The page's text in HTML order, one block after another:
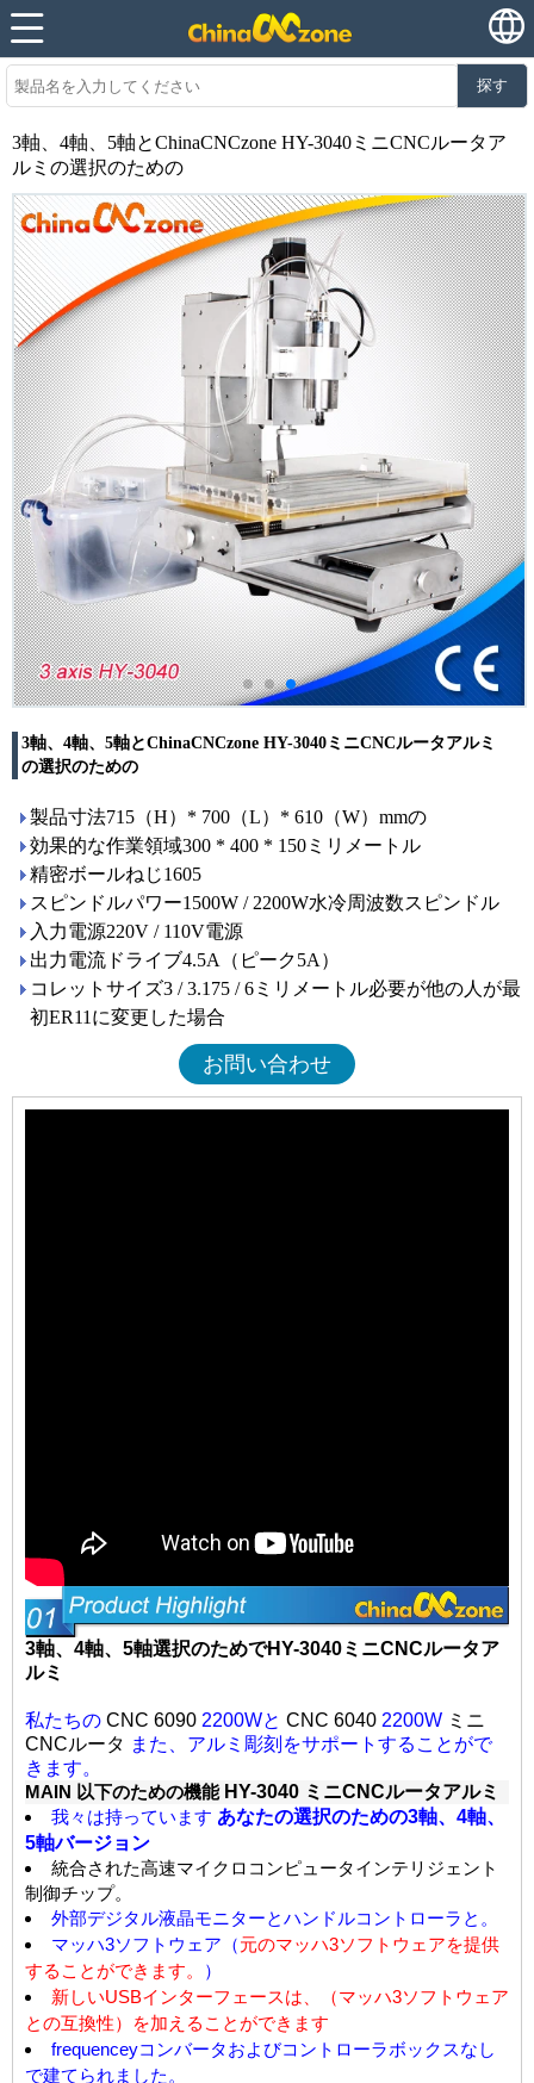
探す
3軸、4軸、5軸とChinaCNCzone HY-3040ミニCNCルータア
ルミの選択のための
3軸、4軸、5軸とChinaCNCzone HY-3040ミニCNCルータアルミ
の選択のための
製品寸法715（H）* 700（L）* 610（W）mmの
効果的な作業領域300 * 400 * 150ミリメートル
精密ボールねじ1605
スピンドルパワー1500W / 2200W水冷周波数スピンドル
入力電源220V / 110V電源
出力電流ドライブ4.5A（ピーク5A）
コレットサイズ3 / 3.175 / 6ミリメートル必要が他の人が最
初ER11に変更した場合
お問い合わせ
3軸、4軸、5軸選択のためでHY-3040ミニCNCルータア
ルミ
私たちの CNC 6090 2200Wと CNC 6040 2200W ミニ
CNCルータ また、アルミ彫刻をサポートすることがで
きます。
MAIN 以下のための機能 HY-3040 ミニCNCルータアルミ
我々は持っています あなたの選択のための3軸、4軸、
5軸バージョン
統合された高速マイクロコンピュータインテリジェント
制御チップ。
外部デジタル液晶モニターとハンドルコントローラと。
マッハ3ソフトウェア（元のマッハ3ソフトウェアを提供
することができます。
）
新しいUSBインターフェースは、（マッハ3ソフトウェア
との互換性）を加えることができます
frequenceyコンバータおよびコントローラボックスなし
で建てられました。